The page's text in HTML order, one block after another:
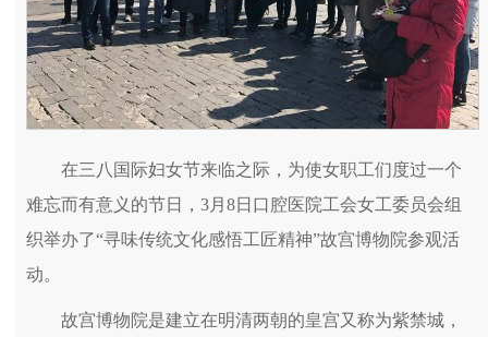
在三八国际妇女节来临之际，为使女职工们度过一个
难忘而有意义的节日，3月8日口腔医院工会女工委员会组
织举办了“寻味传统文化感悟工匠精神”故宫博物院参观活
动。
故宫博物院是建立在明清两朝的皇宫又称为紫禁城，